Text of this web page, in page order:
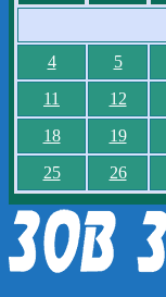
4
5
11
12
18
19
25
26